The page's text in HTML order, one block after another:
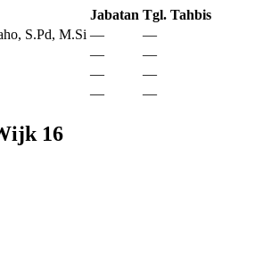
Jabatan Tgl. Tahbis
S.Pd, M.Si —
—
—
—
—
—
— —
16